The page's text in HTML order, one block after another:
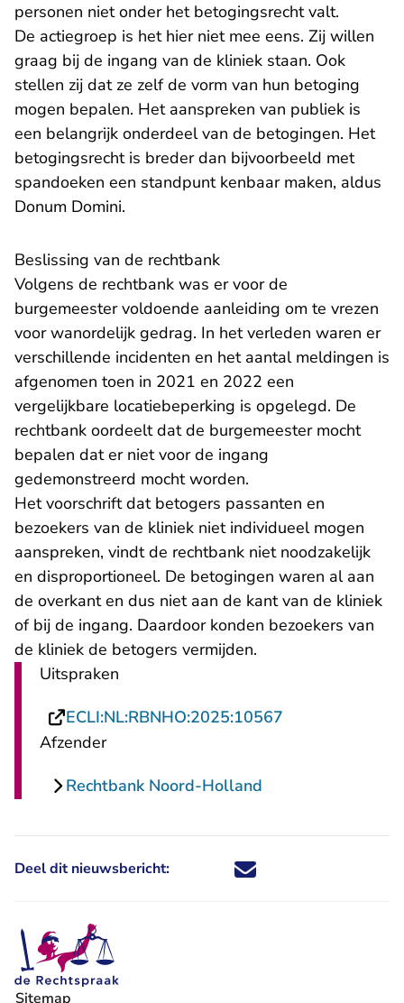
personen niet onder het betogingsrecht valt.
De actiegroep is het hier niet mee eens. Zij willen
graag bij de ingang van de kliniek staan. Ook
stellen zij dat ze zelf de vorm van hun betoging
mogen bepalen. Het aanspreken van publiek is
een belangrijk onderdeel van de betogingen. Het
betogingsrecht is breder dan bijvoorbeeld met
spandoeken een standpunt kenbaar maken, aldus
Donum Domini.
Beslissing van de rechtbank
Volgens de rechtbank was er voor de
burgemeester voldoende aanleiding om te vrezen
voor wanordelijk gedrag. In het verleden waren er
verschillende incidenten en het aantal meldingen is
afgenomen toen in 2021 en 2022 een
vergelijkbare locatiebeperking is opgelegd. De
rechtbank oordeelt dat de burgemeester mocht
bepalen dat er niet voor de ingang
gedemonstreerd mocht worden.
Het voorschrift dat betogers passanten en
bezoekers van de kliniek niet individueel mogen
aanspreken, vindt de rechtbank niet noodzakelijk
en disproportioneel. De betogingen waren al aan
de overkant en dus niet aan de kant van de kliniek
of bij de ingang. Daardoor konden bezoekers van
de kliniek de betogers vermijden.
Uitspraken
ECLI:NL:RBNHO:2025:10567
Afzender
Rechtbank Noord-Holland
Deel dit nieuwsbericht: Deel dit nieuwsbericht via X -
Deel dit nieuwsbericht via
Deel dit nieuwsbericht
Deel dit
Sitemap